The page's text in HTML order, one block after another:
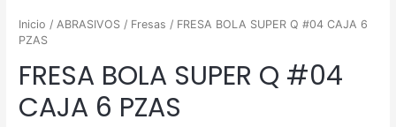
Inicio /ABRASIVOS / Fresas / FRESA BOLA SUPER Q #04 CAJA 6
PZAS
FRESA BOLA SUPER Q #04
CAJA 6 PZAS